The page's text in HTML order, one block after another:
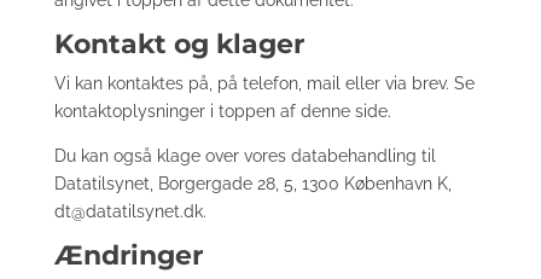
Kontakt og klager
Vi kan kontaktes på, på telefon, mail eller via brev. Se
kontaktoplysninger i toppen af denne side.
Du kan også klage over vores databehandling til
Datatilsynet, Borgergade 28, 5, 1300 København K,
dt@datatilsynet.dk.
Ændringer